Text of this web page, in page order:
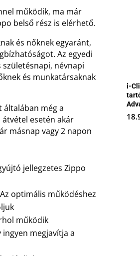
működik, ma már
belső rész is elérhető.
és nőknek egyaránt,
Az egyedi
névnapi
és munkatársaknak
még a
esetén akár
másnap vagy 2 napon
jellegzetes Zippo
optimális működéshez
működik
ingyen megjavítja a
i-